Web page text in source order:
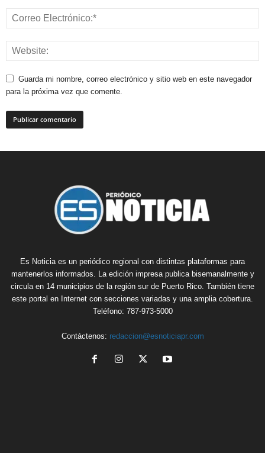
Guarda mi nombre, correo electrónico y sitio web en este navegador
para la próxima vez que comente.
Es Noticia es un periódico regional con distintas plataformas para
mantenerlos informados. La edición impresa publica bisemanalmente y
circula en 14 municipios de la región sur de Puerto Rico. También tiene
este portal en Internet con secciones variadas y una amplia cobertura.
Teléfono: 787-973-5000
Contáctenos: redaccion@esnoticiapr.com